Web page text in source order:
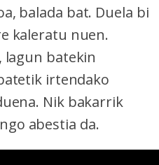
balada bat. Duela bi
kaleratu nuen.
lagun batekin
irtendako
Nik bakarrik
abestia da.